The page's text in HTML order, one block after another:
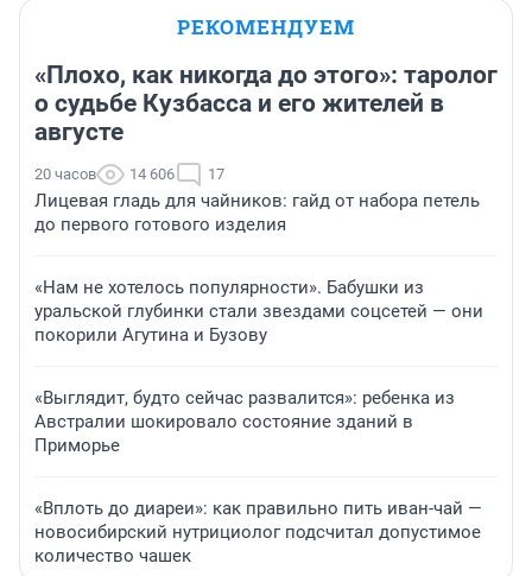
РЕКОМЕНДУЕМ
«Плохо, как никогда до этого»: таролог
о судьбе Кузбасса и его жителей в
августе
20 часов 14 606 17
Лицевая гладь для чайников: гайд от набора петель
до первого готового изделия
«Нам не хотелось популярности». Бабушки из
уральской глубинки стали звездами соцсетей — они
покорили Агутина и Бузову
«Выглядит, будто сейчас развалится»: ребенка из
Австралии шокировало состояние зданий в
Приморье
«Вплоть до диареи»: как правильно пить иван-чай —
новосибирский нутрициолог подсчитал допустимое
количество чашек